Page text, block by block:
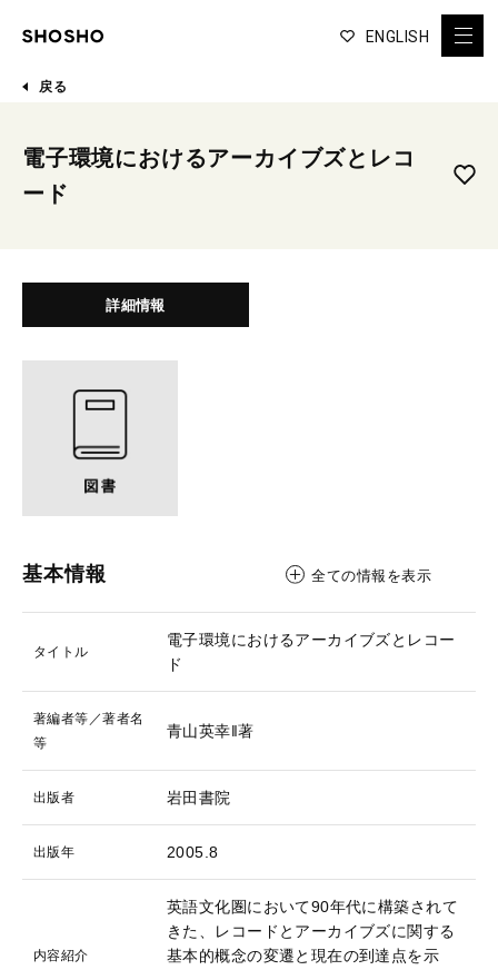
ENGLISH
戻る
電子環境におけるアーカイブズとレコ
ード
詳細情報
基本情報 全ての情報を表示
タイトル
電子環境におけるアーカイブズとレコー
ド
著編者等／著者名
等
青山英幸‖著
出版者 岩田書院
出版年 2005.8
内容紹介
英語文化圏において90年代に構築されて
きた、レコードとアーカイブズに関する
基本的概念の変遷と現在の到達点を示